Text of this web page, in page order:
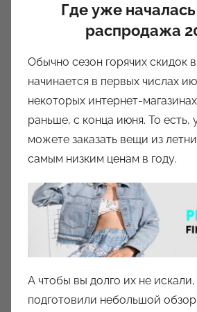
i
o
y
Где уже
распродажа
Обычно сезон горячих скидок
начинается в первых числах
некоторых интернет-
раньше, с конца июня. То есть,
можете заказать вещи из
самым низким ценам в году.
А чтобы вы долго их не
подготовили небольшой